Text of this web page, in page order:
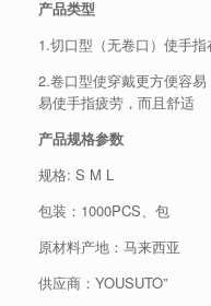
产品类型
1.切口型（无卷口）使手
2.卷口型使穿戴更方便容
易使手指疲劳，而且舒适
产品规格参数
规格: S M L
包装：1000PCS、包
原材料产地：马来西亚
供应商：YOUSUTO”